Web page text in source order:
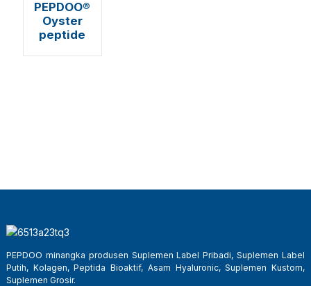
PEPDOO®
Oyster
peptide
PEPDOO minangka produsen Suplemen Label Pribadi, Suplemen Label
Putih, Kolagen, Peptida Bioaktif, Asam Hyaluronic, Suplemen Kustom,
Suplemen Grosir.